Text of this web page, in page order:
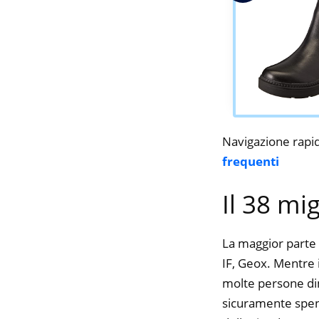
Navigazione
frequenti
Il 38
La maggior
IF, Geox.
molte persone
sicuramente